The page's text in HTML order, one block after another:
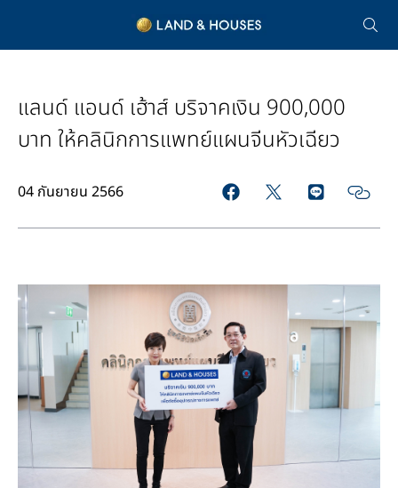
แลนด์ แอนด์ เฮ้าส์ บริจาคเงิน 900,000
บาท ให้คลินิกการแพทย์แผนจีนหัวเฉียว
04 กันยายน 2566